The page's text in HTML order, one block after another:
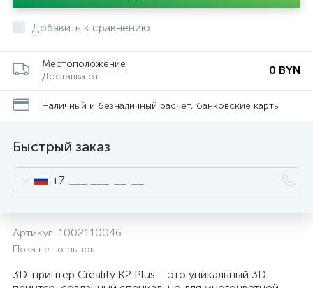
Добавить к сравнению
Местоположение
Доставка от
0 BYN
Наличный и безналичный расчет, банковские карты
Быстрый заказ
+7
Артикул: 1002110046
Пока нет отзывов
3D-принтер Creality K2 Plus – это уникальный 3D-